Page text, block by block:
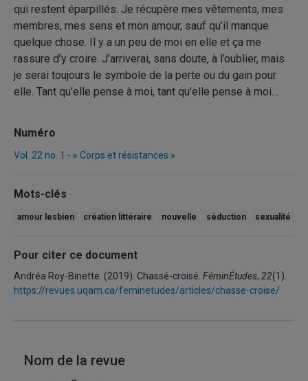
qui restent éparpillés. Je récupère mes vêtements, mes
membres, mes sens et mon amour, sauf qu’il manque
quelque chose. Il y a un peu de moi en elle et ça me
rassure d’y croire. J’arriverai, sans doute, à l’oublier, mais
je serai toujours le symbole de la perte ou du gain pour
elle. Tant qu’elle pense à moi, tant qu’elle pense à moi…
Numéro
Vol. 22 no. 1 - « Corps et résistances »
Mots-clés
amour lesbien création littéraire nouvelle séduction sexualité
Pour citer ce document
Andréa Roy-Binette. (2019). Chassé-croisé. FéminÉtudes, 22(1).
https://revues.uqam.ca/feminetudes/articles/chasse-croise/
Nom de la revue